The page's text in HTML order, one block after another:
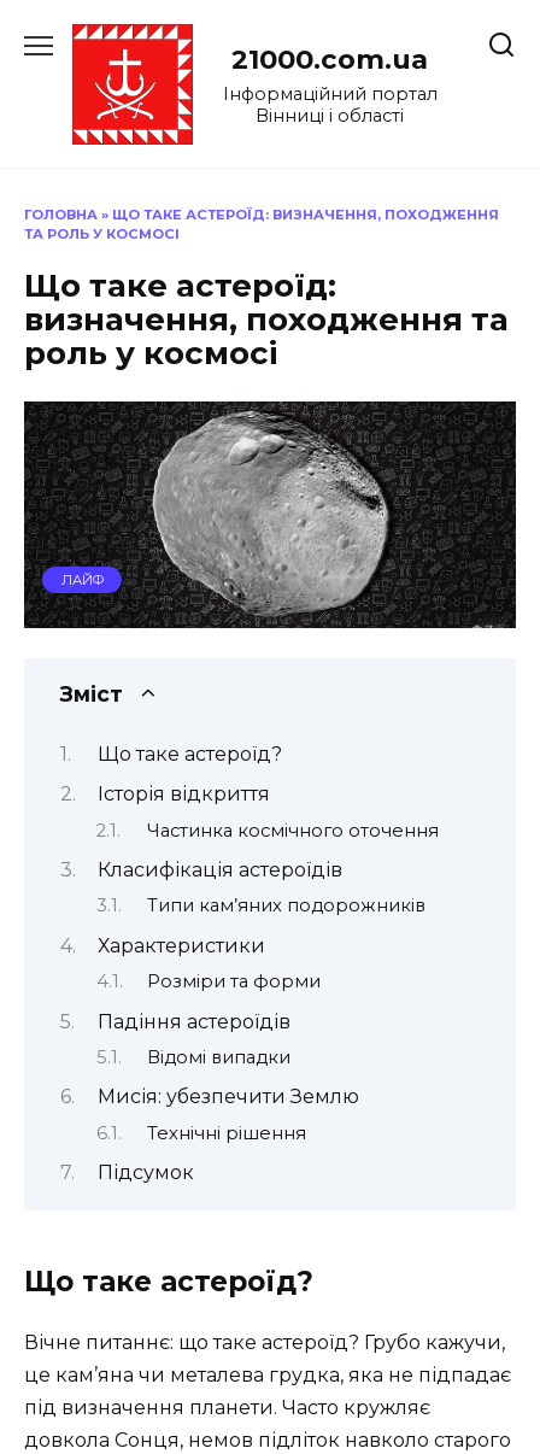
до
21000.com.ua
Інформаційний портал
Вінниці і області
ГОЛОВНА » ЩО ТАКЕ АСТЕРОЇД: ВИЗНАЧЕННЯ, ПОХОДЖЕННЯ
ТА РОЛЬ У КОСМОСІ
Що таке астероїд:
визначення, походження та
роль у космосі
ЛАЙФ
Зміст
Що таке астероїд?
Історія відкриття
Частинка космічного оточення
Класифікація астероїдів
Типи кам’яних подорожників
Характеристики
Розміри та форми
Падіння астероїдів
Відомі випадки
Мисія: убезпечити Землю
Технічні рішення
Підсумок
Що таке астероїд?
Вічне питаннє: що таке астероїд? Грубо кажучи,
це кам’яна чи металева грудка, яка не підпадає
під визначення планети. Часто кружляє
довкола Сонця, немов підліток навколо старого